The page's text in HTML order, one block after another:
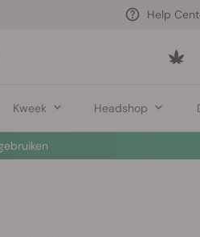
Help
Kweek Headshop